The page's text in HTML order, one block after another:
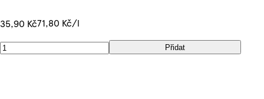
35,90 Kč71,80 Kč/l
Přidat